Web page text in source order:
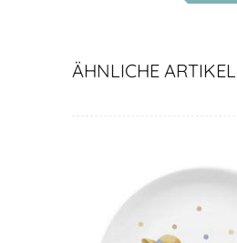
ÄHNLICHE ARTIKEL